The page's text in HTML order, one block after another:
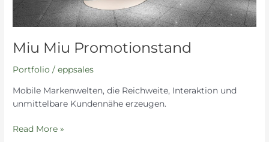
Miu Miu Promotionstand
Portfolio /eppsales
Mobile Markenwelten, die Reichweite, Interaktion und
unmittelbare Kundennähe erzeugen.
Read More »